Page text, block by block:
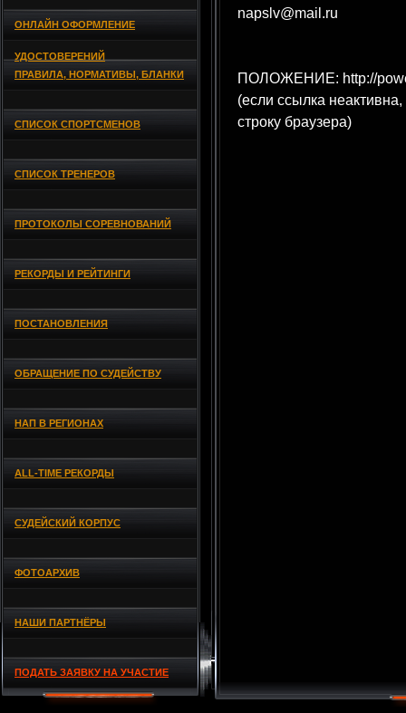
ОНЛАЙН ОФОРМЛЕНИЕ
УДОСТОВЕРЕНИЙ
ПРАВИЛА, НОРМАТИВЫ, БЛАНКИ
СПИСОК СПОРТСМЕНОВ
СПИСОК ТРЕНЕРОВ
ПРОТОКОЛЫ СОРЕВНОВАНИЙ
РЕКОРДЫ И РЕЙТИНГИ
ПОСТАНОВЛЕНИЯ
ОБРАЩЕНИЕ ПО СУДЕЙСТВУ
НАП В РЕГИОНАХ
ALL-TIME РЕКОРДЫ
СУДЕЙСКИЙ КОРПУС
ФОТОАРХИВ
НАШИ ПАРТНЁРЫ
ПОДАТЬ ЗАЯВКУ НА УЧАСТИЕ
napslv@mail.ru
ПОЛОЖЕНИЕ: http://
(если ссылка
строку браузера)